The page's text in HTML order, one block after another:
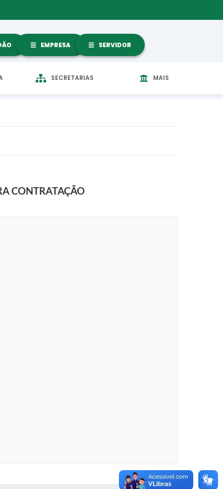
EMPRESA SERVIDOR
SECRETARIAS MAIS
CONTRATAÇÃO